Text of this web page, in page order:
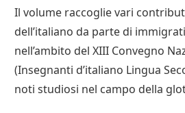
Il volume raccoglie vari
dell’italiano da parte di
nell’ambito del XIII Convegno
(Insegnanti d’italiano Lingua
noti studiosi nel campo della